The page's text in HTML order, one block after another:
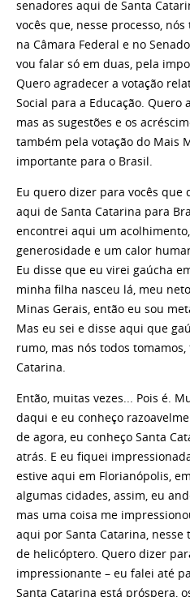
senadores aqui de Santa
vocês que, nesse processo,
na Câmara Federal e no
vou falar só em duas, pela
Quero agradecer a votação
Social para a Educação. Quero
mas as sugestões e os
também pela votação do Mais
importante para o Brasil.
Eu quero dizer para vocês que
aqui de Santa Catarina para
encontrei aqui um
generosidade e um calor
Eu disse que eu virei gaúcha
minha filha nasceu lá, meu
Minas Gerais, então eu sou
Mas eu sei e disse aqui que
rumo, mas nós todos
Catarina.
Então, muitas vezes... Pois é.
daqui e eu conheço
de agora, eu conheço Santa
atrás. E eu fiquei
estive aqui em Florianópolis,
algumas cidades, assim, eu
mas uma coisa me
aqui por Santa Catarina, nesse
de helicóptero. Quero dizer
impressionante – eu falei até
Santa Catarina está próspera,